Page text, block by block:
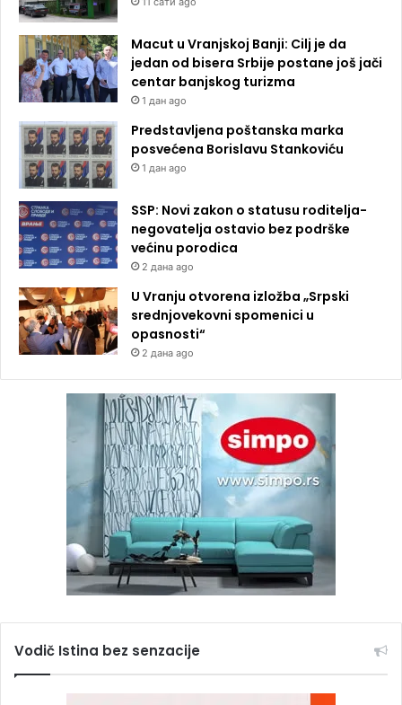
Macut u Vranjskoj Banji: Cilj je da
jedan od bisera Srbije postane još jači
centar banjskog turizma
1 дан ago
Predstavljena poštanska marka
posvećena Borislavu Stankoviću
1 дан ago
SSP: Novi zakon o statusu roditelja-
negovatelja ostavio bez podrške
većinu porodica
2 дана ago
U Vranju otvorena izložba „Srpski
srednjovekovni spomenici u
opasnosti“
2 дана ago
Vodič Istina bez senzacije